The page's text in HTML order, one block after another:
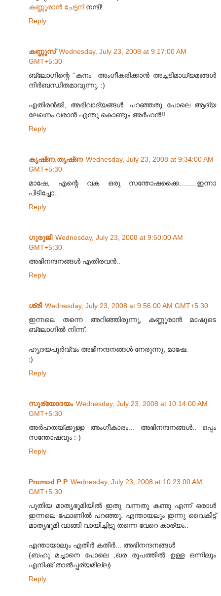
കണ്ണൂരാന്‍ ചേട്ടന്‌നന്ദി!
Reply
കണ്ണൂസ്‌ Wednesday, July 23, 2008 at 9:17:00 AM
GMT+5:30
ബ്ലോഗിന്റെ “കനം” അംഗീകരിക്കാന്‍ അച്ചടിമാധ്യമങ്ങള്‍
നിര്‍ബന്ധിതമാവുന്നു. :)
എതിരന്‍‌ജി, അഭിവാദ്യങ്ങള്‍. പറഞ്ഞതു പോലെ ആദ്യ
ലേഖനം വരാന്‍ എന്തു കൊണ്ടും അര്‍ഹന്‍!!
Reply
കൃഷ്‌ണ.തൃഷ്‌ണ Wednesday, July 23, 2008 at 9:34:00 AM
GMT+5:30
മാഷേ, എന്റെ വക ഒരു സന്തോഷക്കൈ.........ഇന്നാ
പിടിച്ചോ..
Reply
ഗുരുജി Wednesday, July 23, 2008 at 9:50:00 AM
GMT+5:30
അഭിനന്ദനങ്ങള്‍ എതിരവന്‍..
Reply
ശ്രീ Wednesday, July 23, 2008 at 9:56:00 AM GMT+5:30
ഇന്നലെ തന്നെ അറിഞ്ഞിരുന്നു, കണ്ണൂരാന്‍ മാഷുടെ
ബ്ലോഗില്‍ നിന്ന്.
ഹൃദയപൂര്‍വ്വം അഭിനന്ദനങ്ങള്‍ നേരുന്നു, മാഷേ.
:)
Reply
സൂര്യോദയം Wednesday, July 23, 2008 at 10:14:00 AM
GMT+5:30
അര്‍ഹതയ്ക്കുള്ള അംഗീകാരം... അഭിനന്ദനങ്ങള്‍.. ഒപ്പം
സന്തോഷവും :-)
Reply
Promod P P Wednesday, July 23, 2008 at 10:23:00 AM
GMT+5:30
പുതിയ മാതൃഭൂമിയില്‍ ഇതു വന്നതു കണ്ടു എന്ന് ഒരാള്‍
ഇന്നലെ ഫോണില്‍ പറഞ്ഞു. എന്തായലും ഇന്നു വൈകീട്ട്
മാതൃഭൂമി വാങ്ങി വായിച്ചിട്ടു തന്നെ വേറെ കാര്യം..
എന്തായാലും എതിര്‍ കതിര്‍... അഭിനന്ദനങ്ങള്‍
(ബഹു മച്ചാനെ പോലെ ,ഖര രൂപത്തില്‍ ഉള്ള ഒന്നിലും
എനിക്ക് താല്‍പ്പര്യമില്ല)
Reply